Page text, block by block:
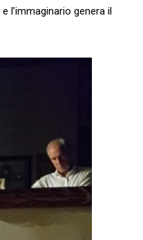
e l’immaginario genera il